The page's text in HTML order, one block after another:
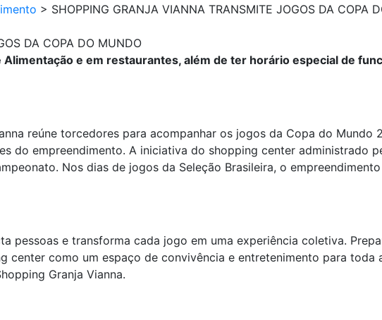
> SHOPPING GRANJA VIANNA TRANSMITE JOGOS DA COPA
DA COPA DO MUNDO
e em restaurantes, além de ter horário especial de
reúne torcedores para acompanhar os jogos da Copa do Mundo
do empreendimento. A iniciativa do shopping center administrado
Nos dias de jogos da Seleção Brasileira, o
pessoas e transforma cada jogo em uma experiência coletiva.
como um espaço de convivência e entretenimento para toda
Granja Vianna.